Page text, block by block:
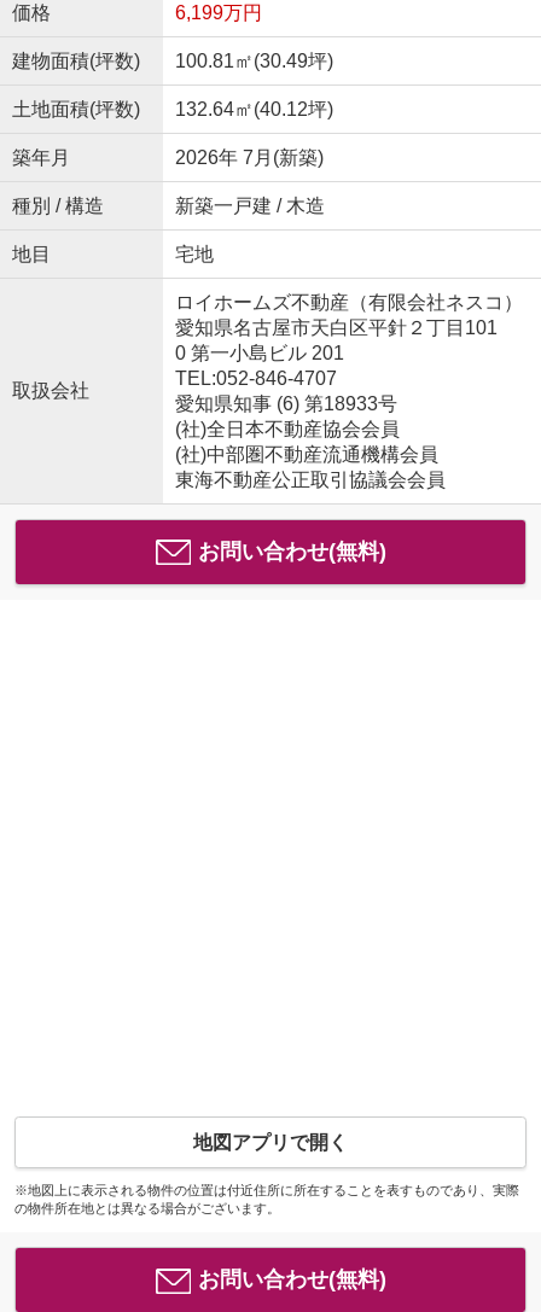
価格 6,199万円
建物面積(坪数) 100.81㎡(30.49坪)
土地面積(坪数) 132.64㎡(40.12坪)
築年月 2026年 7月(新築)
種別 / 構造 新築一戸建 / 木造
地目 宅地
取扱会社
ロイホームズ不動産（有限会社ネスコ）
愛知県名古屋市天白区平針２丁目101
0 第一小島ビル 201
TEL:052-846-4707
愛知県知事 (6) 第18933号
(社)全日本不動産協会会員
(社)中部圏不動産流通機構会員
東海不動産公正取引協議会会員
お問い合わせ(無料)
地図アプリで開く
※地図上に表示される物件の位置は付近住所に所在することを表すものであり、実際
の物件所在地とは異なる場合がございます。
お問い合わせ(無料)